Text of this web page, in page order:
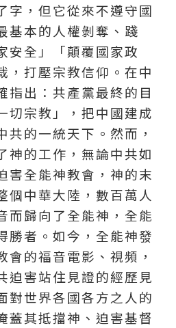
字，但它從來不遵守國
基本的人權剝奪、踐
安全」「顛覆國家政
，打壓宗教信仰。在中
指出：共產黨最終的目
切宗教」，把中國建成
共的一統天下。然而，
神的工作，無論中共如
害全能神教會，神的末
個中華大陸，數百萬人
而歸向了全能神，全能
勝者。如今，全能神發
會的福音電影、視頻，
迫害站住見證的經歷見
對世界各國各方之人的
蓋其抵擋神、迫害基督